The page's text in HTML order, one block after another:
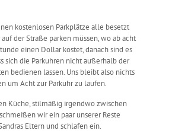
kostenlosen Parkplätze alle besetzt
der Straße parken müssen, wo ab acht
einen Dollar kostet, danach sind es
sich die Parkuhren nicht außerhalb der
bedienen lassen. Uns bleibt also nichts
um Acht zur Parkuhr zu laufen.
Küche, stilmäßig irgendwo zwischen
wir ein paar unserer Reste
Eltern und schlafen ein.